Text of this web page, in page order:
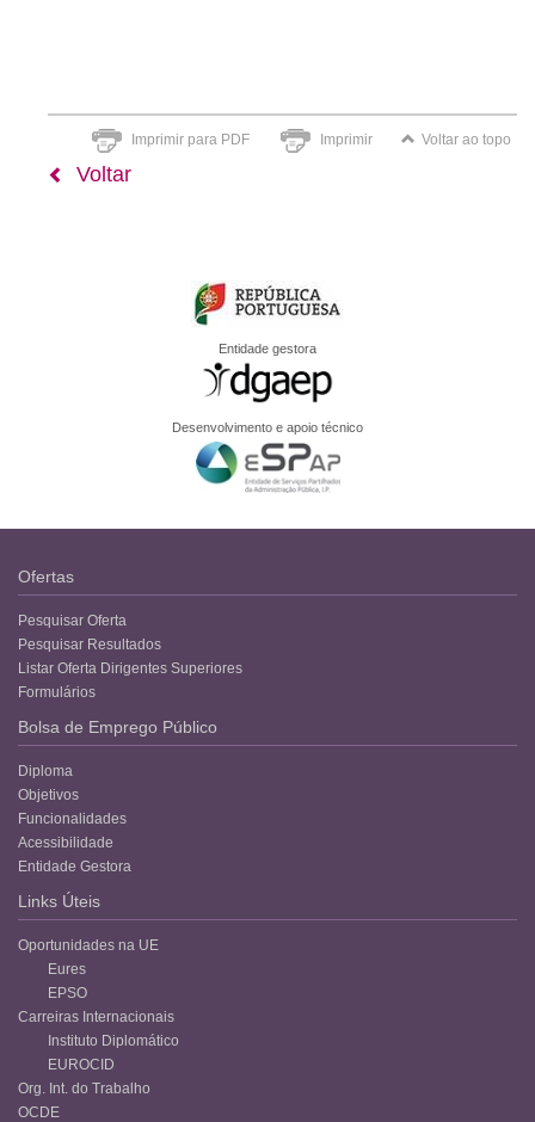
Imprimir para PDF Imprimir Voltar ao topo
Voltar
Entidade gestora
Desenvolvimento e apoio técnico
Ofertas
Pesquisar Oferta
Pesquisar Resultados
Listar Oferta Dirigentes Superiores
Formulários
Bolsa de Emprego Público
Diploma
Objetivos
Funcionalidades
Acessibilidade
Entidade Gestora
Links Úteis
Oportunidades na UE
Eures
EPSO
Carreiras Internacionais
Instituto Diplomático
EUROCID
Org. Int. do Trabalho
OCDE